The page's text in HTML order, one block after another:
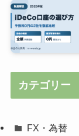
カテゴリー
FX・為替